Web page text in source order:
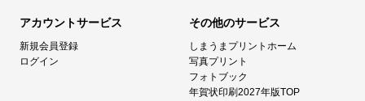
アカウントサービス
新規会員登録
ログイン
その他のサービス
しまうまプリントホーム
写真プリント
フォトブック
年賀状印刷2027年版TOP